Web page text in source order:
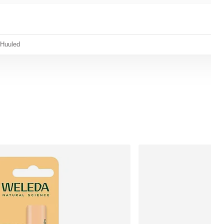
Huuled